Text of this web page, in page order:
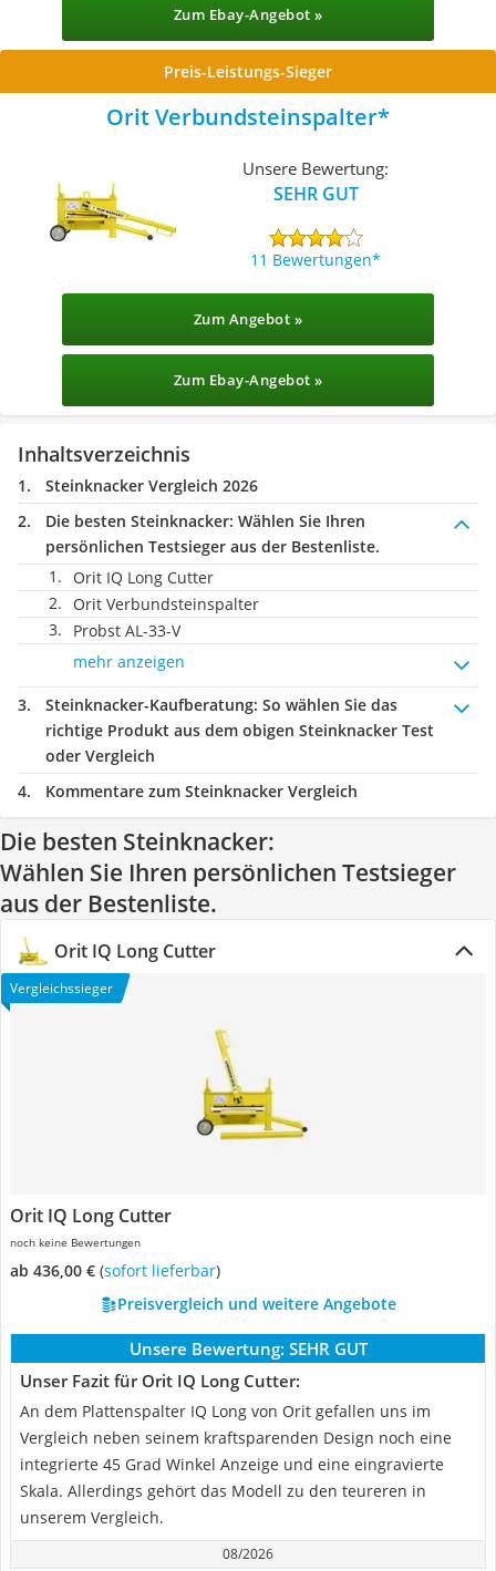
Zum Ebay-Angebot »
Preis-Leistungs-Sieger
Orit Verbundsteinspalter
Unsere Bewertung:
SEHR GUT
11 Bewertungen
Zum Angebot »
Zum Ebay-Angebot »
Inhaltsverzeichnis
Steinknacker Vergleich 2026
Die besten Steinknacker: Wählen Sie Ihren
persönlichen Testsieger aus der Bestenliste.
Orit IQ Long Cutter
Orit Verbundsteinspalter
Probst AL-33-V
mehr anzeigen
Steinknacker-Kaufberatung: So wählen Sie das
richtige Produkt aus dem obigen Steinknacker Test
oder Vergleich
Kommentare zum Steinknacker Vergleich
Die besten Steinknacker:
Wählen Sie Ihren persönlichen Testsieger
aus der Bestenliste.
Orit IQ Long Cutter
Vergleichssieger
Orit IQ Long Cutter
noch keine Bewertungen
ab 436,00 € ( Sofort lieferbar)
Preisvergleich und weitere Angebote
Unsere Bewertung: SEHR GUT
Unser Fazit für Orit IQ Long Cutter:
An dem Plattenspalter IQ Long von Orit gefallen uns im
Vergleich neben seinem kraftsparenden Design noch eine
integrierte 45 Grad Winkel Anzeige und eine eingravierte
Skala. Allerdings gehört das Modell zu den teureren in
unserem Vergleich.
08/2026